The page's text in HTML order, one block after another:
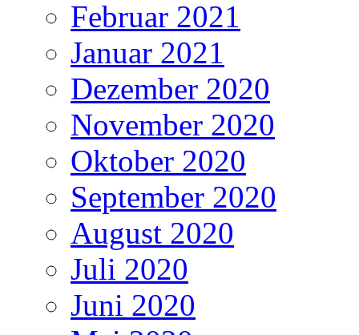
Februar 2021
Januar 2021
Dezember 2020
November 2020
Oktober 2020
September 2020
August 2020
Juli 2020
Juni 2020